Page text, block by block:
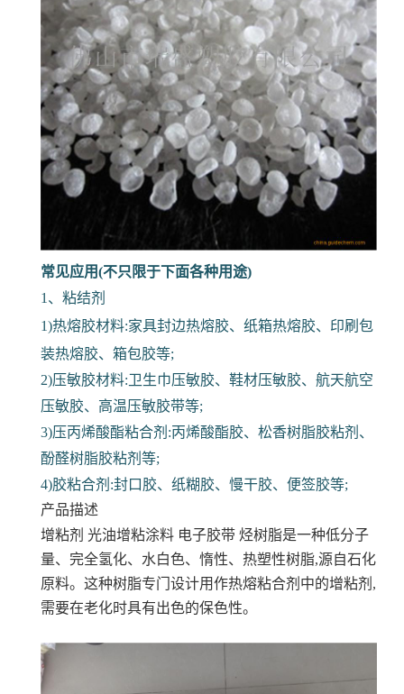
常见应用(不只限于下面各种用途)
1、粘结剂
1)热熔胶材料:家具封边热熔胶、纸箱热熔胶、印刷包
装热熔胶、箱包胶等;
2)压敏胶材料:卫生巾压敏胶、鞋材压敏胶、航天航空
压敏胶、高温压敏胶带等;
3)压丙烯酸酯粘合剂:丙烯酸酯胶、松香树脂胶粘剂、
酚醛树脂胶粘剂等;
4)胶粘合剂:封口胶、纸糊胶、慢干胶、便签胶等;
产品描述
增粘剂 光油增粘涂料 电子胶带 烃树脂是一种低分子
量、完全氢化、水白色、惰性、热塑性树脂,源自石化
原料。这种树脂专门设计用作热熔粘合剂中的增粘剂,
需要在老化时具有出色的保色性。